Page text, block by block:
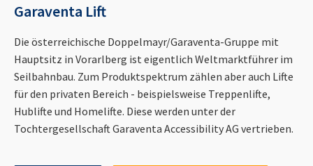
Garaventa Lift
Die österreichische Doppelmayr/Garaventa-Gruppe mit
Hauptsitz in Vorarlberg ist eigentlich Weltmarktführer im
Seilbahnbau. Zum Produktspektrum zählen aber auch Lifte
für den privaten Bereich - beispielsweise Treppenlifte,
Hublifte und Homelifte. Diese werden unter der
Tochtergesellschaft Garaventa Accessibility AG vertrieben.